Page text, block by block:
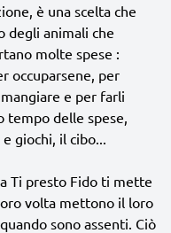
è una scelta che
degli animali che
molte spese :
occuparsene, per
e per farli
tempo delle spese,
giochi, il cibo...
Ti presto Fido ti mette
volta mettono il loro
sono assenti. Ciò